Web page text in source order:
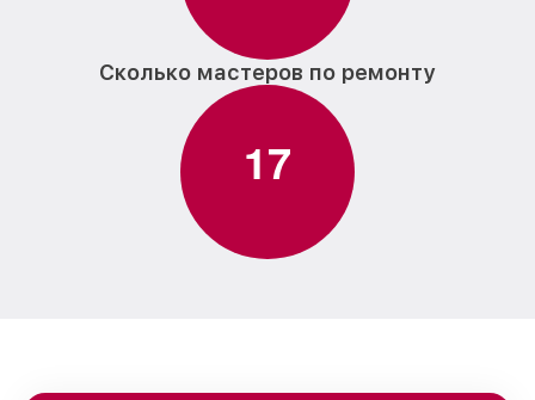
Сколько мастеров по ремонту
17